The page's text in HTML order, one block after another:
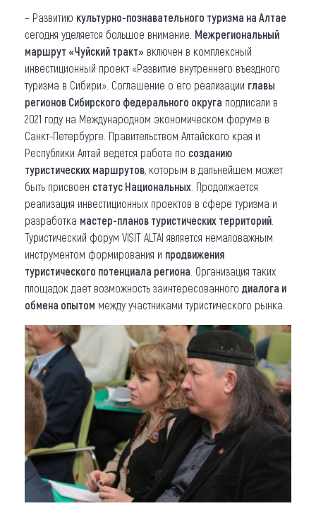
– Развитию культурно-познавательного туризма на Алтае
сегодня уделяется большое внимание. Межрегиональный
маршрут «Чуйский тракт» включен в комплексный
инвестиционный проект «Развитие внутреннего въездного
туризма в Сибири». Соглашение о его реализации главы
регионов Сибирского федерального округа подписали в
2021 году на Международном экономическом форуме в
Санкт-Петербурге. Правительством Алтайского края и
Республики Алтай ведется работа по созданию
туристических маршрутов , которым в дальнейшем может
быть присвоен статус Национальных . Продолжается
реализация инвестиционных проектов в сфере туризма и
разработка мастер-планов туристических территорий
Туристический форум VISIT ALTAI является немаловажным
инструментом формирования и продвижения
туристического потенциала региона . Организация таких
площадок дает возможность заинтересованного диалога и
обмена опытом между участниками туристического рынка.